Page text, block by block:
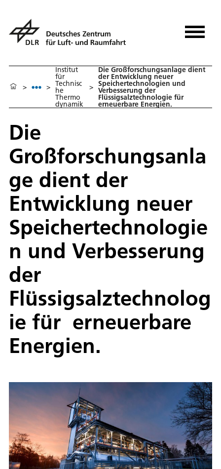
> >
Institut
für
Technisc
he
Thermo
dynamik
>
Die Großforschungsanlage dient
der Entwicklung neuer
Speichertechnologien und
Verbesserung der
Flüssigsalztechnologie für
erneuerbare Energien.
Die
Großforschungsanla
ge dient der
Entwicklung neuer
Speichertechnologie
n und Verbesserung
der
Flüssigsalztechnolog
ie für erneuerbare
Energien.